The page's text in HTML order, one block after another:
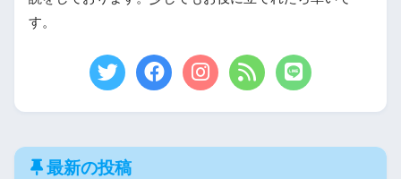
す。
最新の投稿